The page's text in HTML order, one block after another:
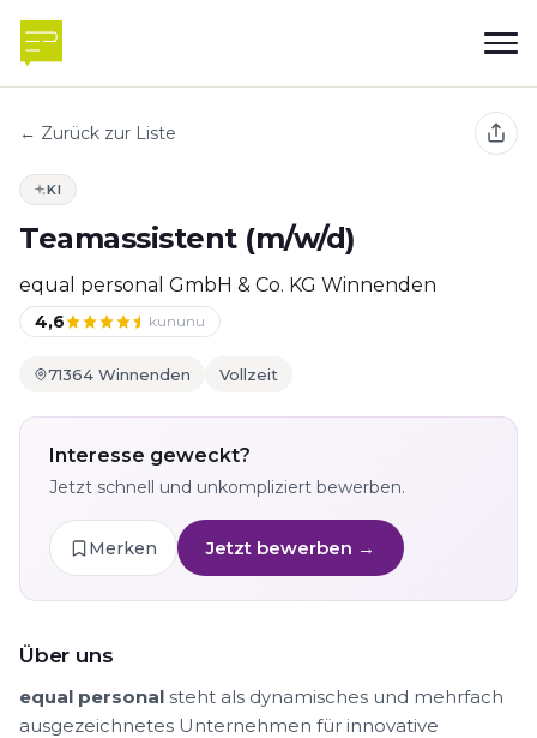
← Zurück zur Liste
KI
Teamassistent (m/w/d)
equal personal GmbH & Co. KG Winnenden
4,6 kununu
71364 Winnenden Vollzeit
Interesse geweckt?
Jetzt schnell und unkompliziert bewerben.
Merken Jetzt bewerben →
Über uns
equal personal steht als dynamisches und mehrfach
ausgezeichnetes Unternehmen für innovative